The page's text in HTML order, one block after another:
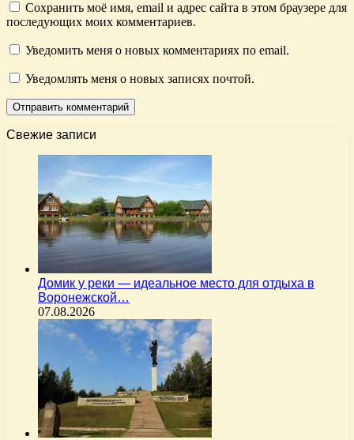
Сохранить моё имя, email и адрес сайта в этом браузере для
последующих моих комментариев.
Уведомить меня о новых комментариях по email.
Уведомлять меня о новых записях почтой.
Свежие записи
Домик у реки — идеальное место для отдыха в
Воронежской…
07.08.2026